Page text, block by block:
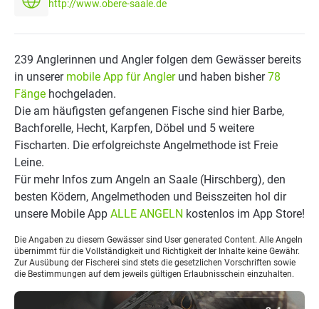
http://www.obere-saale.de
239 Anglerinnen und Angler folgen dem Gewässer bereits
in unserer mobile App für Anglerund haben bisher78
Fänge hochgeladen.
Die am häufigsten gefangenen Fische sind hier Barbe,
Bachforelle, Hecht, Karpfen, Döbel und 5 weitere
Fischarten. Die erfolgreichste Angelmethode ist Freie
Leine.
Für mehr Infos zum Angeln an Saale (Hirschberg), den
besten Ködern, Angelmethoden und Beisszeiten hol dir
unsere Mobile App ALLE ANGELN kostenlos im App Store!
Die Angaben zu diesem Gewässer sind User generated Content. Alle Angeln
übernimmt für die Vollständigkeit und Richtigkeit der Inhalte keine Gewähr.
Zur Ausübung der Fischerei sind stets die gesetzlichen Vorschriften sowie
die Bestimmungen auf dem jeweils gültigen Erlaubnisschein einzuhalten.